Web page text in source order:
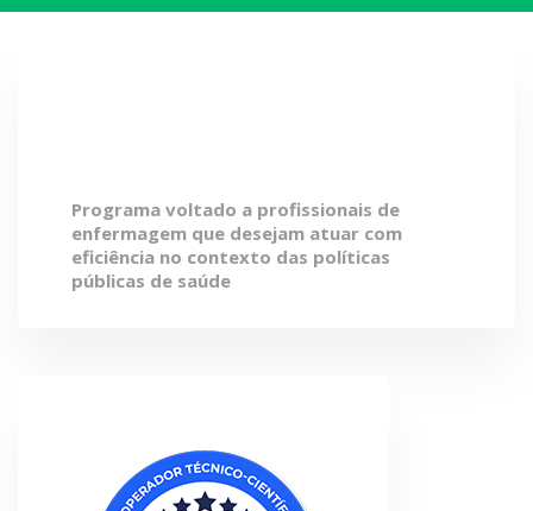
Programa voltado a profissionais de
enfermagem que desejam atuar com
eficiência no contexto das políticas
públicas de saúde